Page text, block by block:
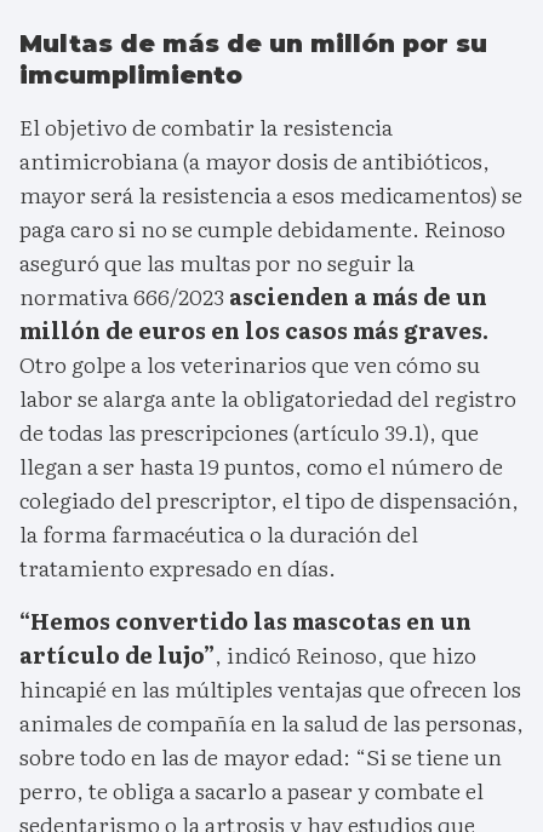
Multas de más de un millón por su
imcumplimiento
El objetivo de combatir la resistencia
antimicrobiana (a mayor dosis de antibióticos,
mayor será la resistencia a esos medicamentos) se
paga caro si no se cumple debidamente. Reinoso
aseguró que las multas por no seguir la
normativa 666/2023 ascienden a más de un
millón de euros en los casos más graves.
Otro golpe a los veterinarios que ven cómo su
labor se alarga ante la obligatoriedad del registro
de todas las prescripciones (artículo 39.1), que
llegan a ser hasta 19 puntos, como el número de
colegiado del prescriptor, el tipo de dispensación,
la forma farmacéutica o la duración del
tratamiento expresado en días.
“Hemos convertido las mascotas en un
artículo de lujo”, indicó Reinoso, que hizo
hincapié en las múltiples ventajas que ofrecen los
animales de compañía en la salud de las personas,
sobre todo en las de mayor edad: “Si se tiene un
perro, te obliga a sacarlo a pasear y combate el
sedentarismo o la artrosis y hay estudios que